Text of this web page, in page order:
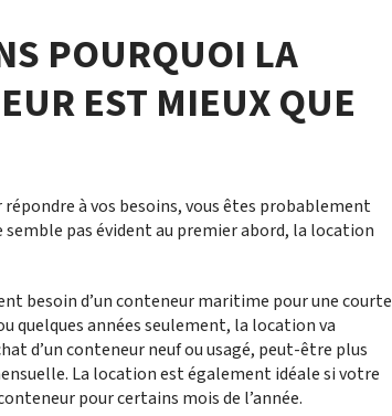
POURQUOI LA
EST MIEUX QUE
à vos besoins, vous êtes probablement
pas évident au premier abord, la location
besoin d’un conteneur maritime pour une courte
quelques années seulement, la location va
d’un conteneur neuf ou usagé, peut-être plus
La location est également idéale si votre
pour certains mois de l’année.